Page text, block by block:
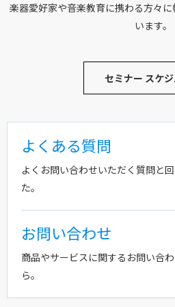
楽器愛好家や音楽教育に携わる方々
います。
セミナー スケ
よくある質問
よくお問い合わせいただく質問と
た。
お問い合わせ
商品やサービスに関するお問い合
ら。